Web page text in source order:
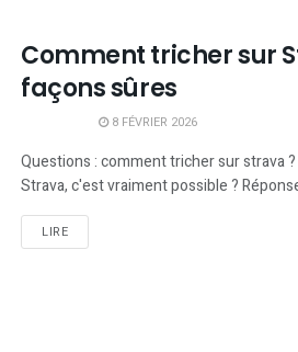
Comment tricher sur
façons sûres
8 FÉVRIER 2026
Questions : comment tricher sur strava
Strava, c'est vraiment possible ?
LIRE